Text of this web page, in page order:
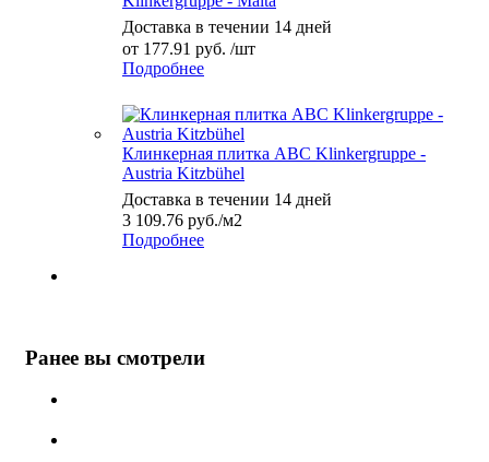
Доставка в течении 14 дней
от 177.91 руб. /шт
Подробнее
Клинкерная плитка ABC Klinkergruppe -
Austria Kitzbühel
Доставка в течении 14 дней
3 109.76 руб./м2
Подробнее
Ранее вы смотрели